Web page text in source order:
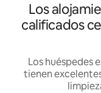
Los
calificados
Los huéspedes
tienen